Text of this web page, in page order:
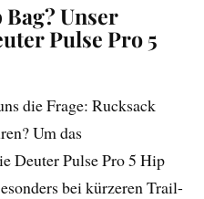
Unser
Pulse Pro 5
die Frage: Rucksack
Um das
Deuter Pulse Pro 5 Hip
bei kürzeren Trail-